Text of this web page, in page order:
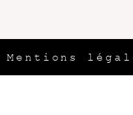
Mentions